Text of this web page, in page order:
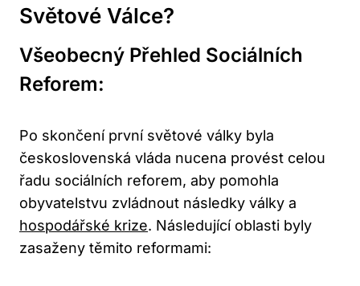
Světové Válce?
Všeobecný Přehled Sociálních
Reforem:
Po skončení první světové války byla
československá vláda nucena provést celou
řadu sociálních reforem, aby pomohla
obyvatelstvu zvládnout následky války a
hospodářské krize. Následující oblasti byly
zasaženy těmito reformami: